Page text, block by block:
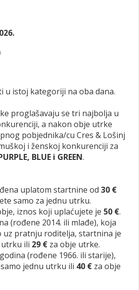
u istoj kategoriji na oba dana.
proglašavaju se tri najbolja u
a nakon obje utrke
pobjednika/cu Cres & Lošinj
i ženskoj konkurenciji za
BLUE i GREEN.
uplatom startnine od 30 €
samo za jednu utrku.
iznos koji uplaćujete je 50 €.
(rođene 2014. ili mlađe), koja
uz pratnju roditelja, startnina je
utrku ili 29 € za obje utrke.
(rođene 1966. ili starije),
jednu utrku ili 40 € za obje